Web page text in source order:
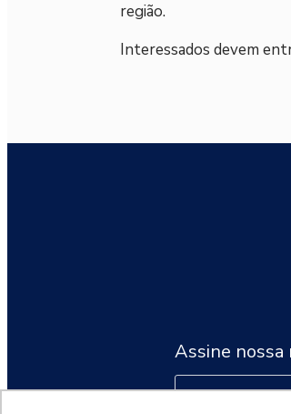
região.
Interessados devem
Assine